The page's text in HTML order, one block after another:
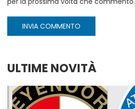
INVIA COMMENTO
ULTIME NOVITÀ